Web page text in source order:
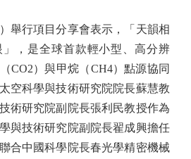
行項目分享會表示，「天韻相
，是全球首款輕小型、高分辨
CO2）與甲烷（CH4）點源協同
空科學與技術研究院院長蘇慧教
術研究院副院長張利民教授作為
與技術研究院副院長翟成興擔任
合中國科學院長春光學精密機械